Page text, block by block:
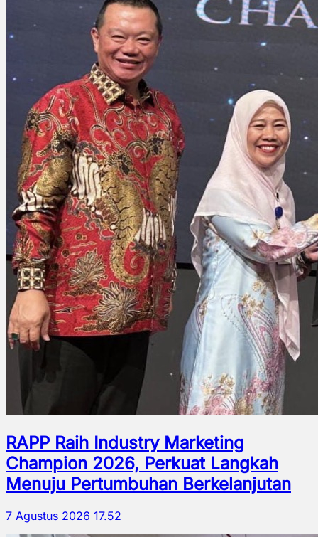
RAPP Raih Industry Marketing
Champion 2026, Perkuat Langkah
Menuju Pertumbuhan Berkelanjutan
7 Agustus 2026 17.52